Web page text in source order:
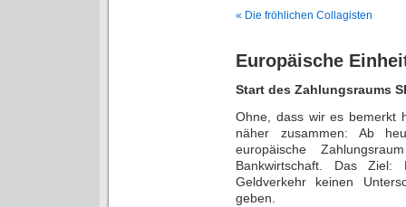
« Die fröhlichen Collagisten
Europäische
Start des Zahlungsraums
Ohne, dass wir es bemerkt
näher zusammen: Ab
europäische
Bankwirtschaft. Das
Geldverkehr keinen
geben.